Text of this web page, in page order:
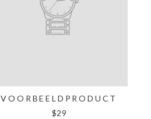
VOORBEELDPRODUCT
$29